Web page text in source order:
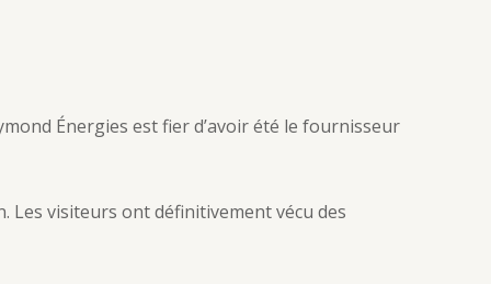
Énergies est fier d’avoir été le fournisseur
Les visiteurs ont définitivement vécu des